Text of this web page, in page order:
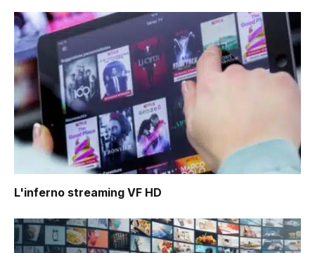
L'inferno streaming VF HD